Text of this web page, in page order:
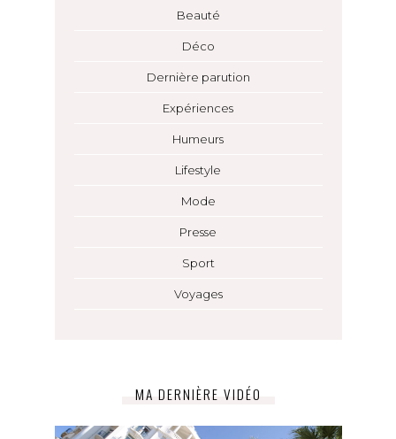
Beauté
Déco
Dernière parution
Expériences
Humeurs
Lifestyle
Mode
Presse
Sport
Voyages
MA DERNIÈRE VIDÉO